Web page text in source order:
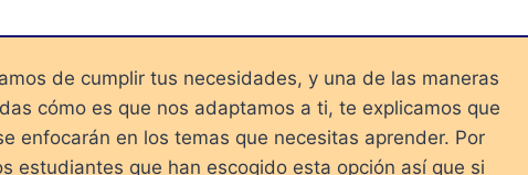
de cumplir tus necesidades, y una de las maneras
cómo es que nos adaptamos a ti, te explicamos que
enfocarán en los temas que necesitas aprender. Por
estudiantes que han escogido esta opción así que si